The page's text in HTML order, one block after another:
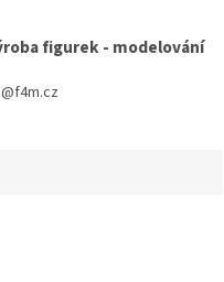
figurek - modelování